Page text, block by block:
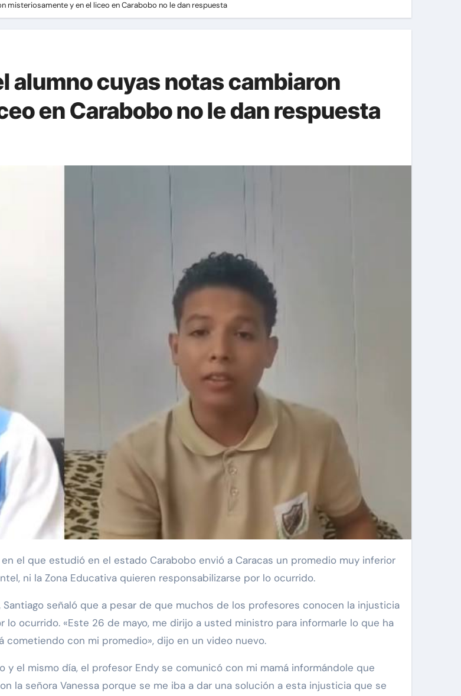
misteriosamente y en el liceo en Carabobo no le dan respuesta
alumno cuyas notas cambiaron
en Carabobo no le dan respuesta
ni la Zona Educativa quieren responsabilizarse por lo ocurrido.
señaló que a pesar de que muchos de los profesores conocen la injusticia
ocurrido. «Este 26 de mayo, me dirijo a usted ministro para informarle lo que ha
con mi promedio», dijo en un video nuevo.
y el mismo día, el profesor Endy se comunicó con mi mamá informándole que
la señora Vanessa porque se me iba a dar una solución a esta injusticia que se